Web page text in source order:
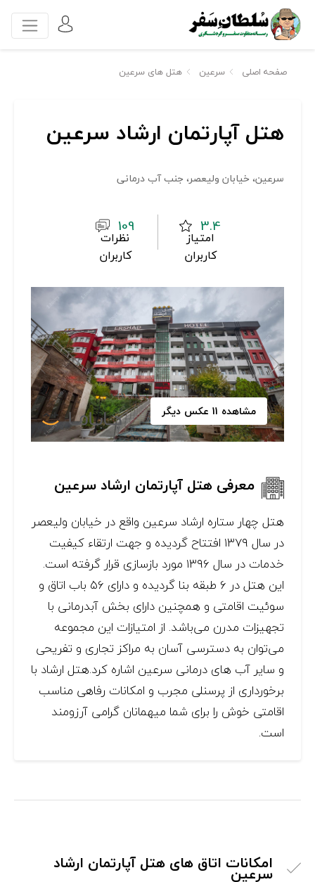
صفحه اصلی سرعین هتل های سرعین
هتل آپارتمان ارشاد سرعین
سرعین، خیابان ولیعصر، جنب آب درمانی
3.4
امتیاز
کاربران
109
نظرات
کاربران
مشاهده 11 عکس دیگر
معرفی هتل آپارتمان ارشاد سرعین
هتل چهار ستاره ارشاد سرعین واقع در خیابان ولیعصر
در سال ۱۳۷۹ افتتاح گردیده و جهت ارتقاء کیفیت
خدمات در سال ۱۳۹۶ مورد بازسازی قرار گرفته است.
این هتل در ۶ طبقه بنا گردیده و دارای ۵۶ باب اتاق و
سوئیت اقامتی و همچنین دارای بخش آبدرمانی با
تجهیزات مدرن می‌باشد. از امتیازات این مجموعه
می‌توان به دسترسی آسان به مراکز تجاری و تفریحی
و سایر آب های درمانی سرعین اشاره کرد.هتل ارشاد با
برخورداری از پرسنلی مجرب و امکانات رفاهی مناسب
اقامتی خوش را برای شما میهمانان گرامی آرزومند
است.
امکانات اتاق های هتل آپارتمان ارشاد
سرعین